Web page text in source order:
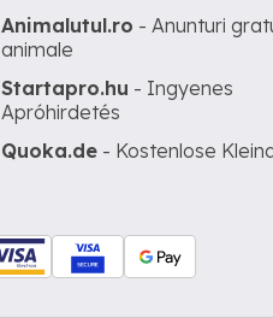
Animalutul.ro - Anunturi
animale
Startapro.hu - Ingyenes
Apróhirdetés
Quoka.de - Kostenlose